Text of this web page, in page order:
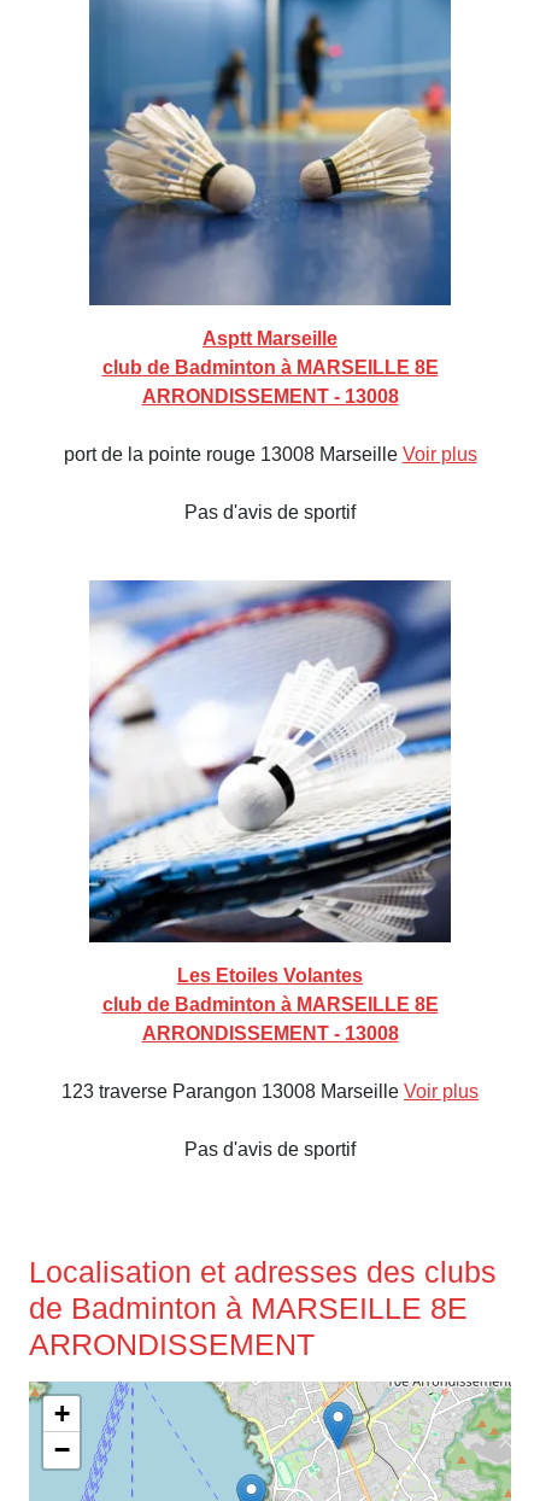
Asptt Marseille
club de Badminton à MARSEILLE 8E
ARRONDISSEMENT - 13008
port de la pointe rouge 13008 Marseille Voir plus
Pas d'avis de sportif
Les Etoiles Volantes
club de Badminton à MARSEILLE 8E
ARRONDISSEMENT - 13008
123 traverse Parangon 13008 Marseille Voir plus
Pas d'avis de sportif
Localisation et adresses des clubs
de Badminton à MARSEILLE 8E
ARRONDISSEMENT
+
−